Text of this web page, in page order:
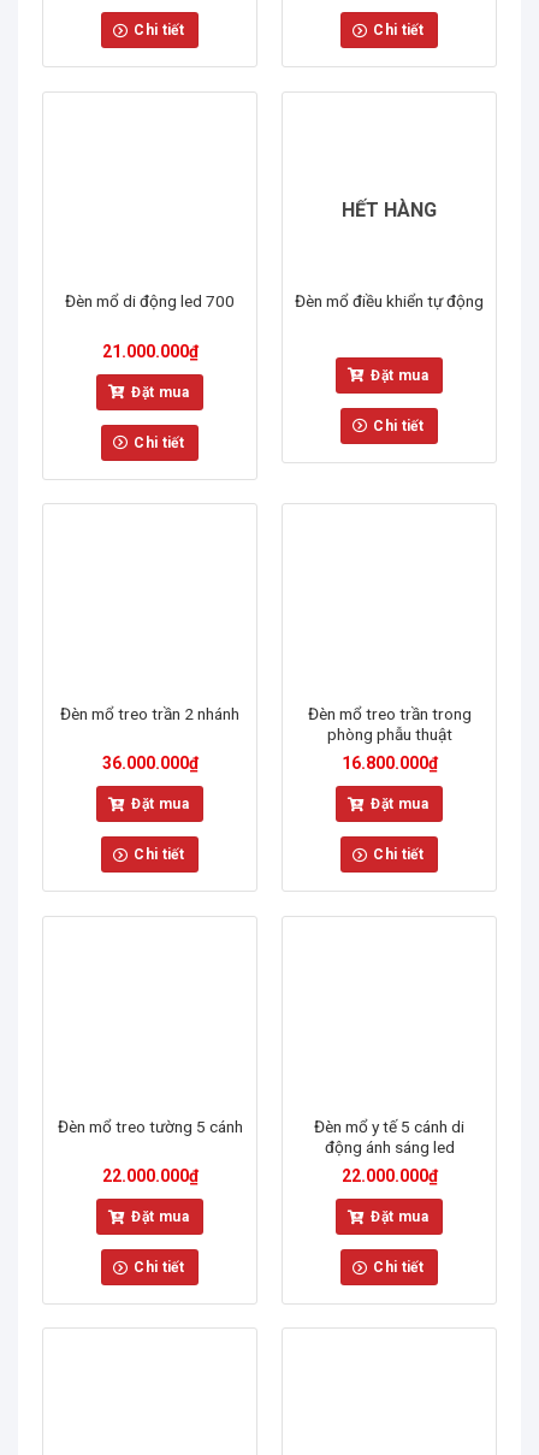
Chi tiết Chi tiết
Đèn mổ di động led 700
21.000.000₫
Đặt mua
Chi tiết
HẾT HÀNG
Đèn mổ điều khiển tự động
Đặt mua
Chi tiết
Đèn mổ treo trần 2 nhánh
36.000.000₫
Đặt mua
Chi tiết
Đèn mổ treo trần trong
phòng phẫu thuật
16.800.000₫
Đặt mua
Chi tiết
Đèn mổ treo tường 5 cánh
22.000.000₫
Đặt mua
Chi tiết
Đèn mổ y tế 5 cánh di
động ánh sáng led
22.000.000₫
Đặt mua
Chi tiết